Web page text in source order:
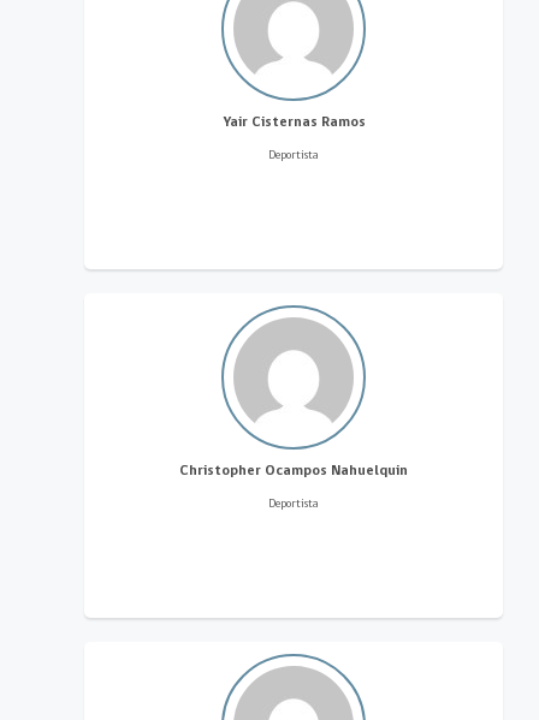
Yair Cisternas Ramos
Deportista
Christopher Ocampos Nahuelquin
Deportista